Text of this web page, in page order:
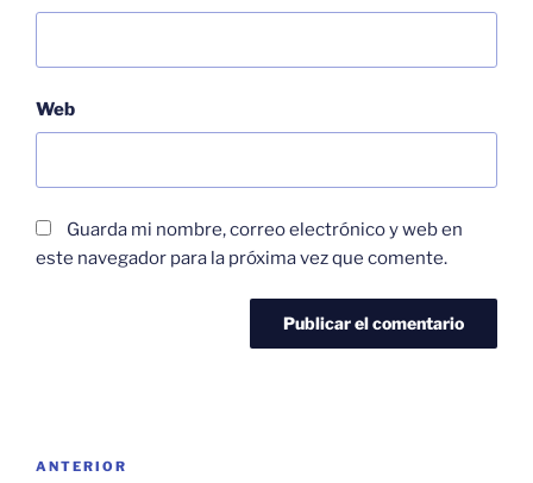
Web
Guarda mi nombre, correo electrónico y web en
este navegador para la próxima vez que comente.
Navegación
Entrada
ANTERIOR